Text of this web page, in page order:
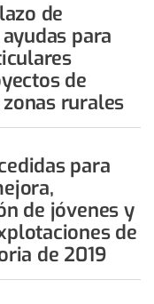
de
para
de
rurales
para
de jóvenes y
de
de 2019